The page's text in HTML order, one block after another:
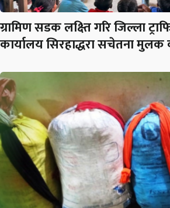
ग्रामिण सडक लक्ष्ति गरि जिल्ला
कार्यालय सिरहाद्धरा सचेतना मुलक